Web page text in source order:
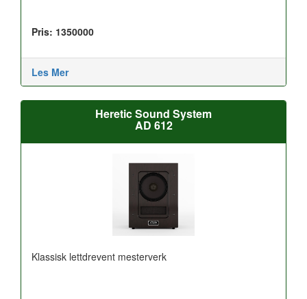
Pris: 1350000
Les Mer
Heretic Sound System
AD 612
Klassisk lettdrevent mesterverk